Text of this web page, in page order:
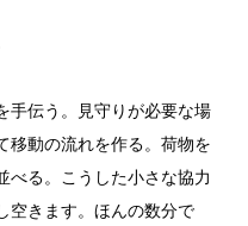
手伝う。見守りが必要な場
移動の流れを作る。荷物を
べる。こうした小さな協力
空きます。ほんの数分で